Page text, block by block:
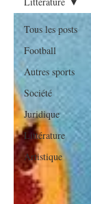
Tous les posts
Football
Autres sports
Société
Juridique
Littérature
Artistique